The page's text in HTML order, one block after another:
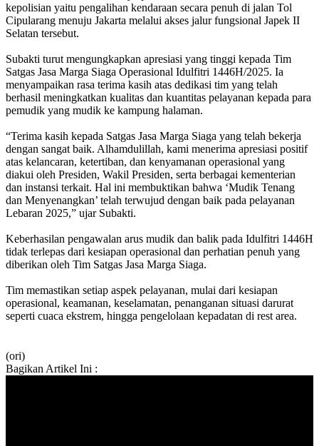
kepolisian yaitu pengalihan kendaraan secara penuh di jalan Tol
Cipularang menuju Jakarta melalui akses jalur fungsional Japek II
Selatan tersebut.
Subakti turut mengungkapkan apresiasi yang tinggi kepada Tim
Satgas Jasa Marga Siaga Operasional Idulfitri 1446H/2025. Ia
menyampaikan rasa terima kasih atas dedikasi tim yang telah
berhasil meningkatkan kualitas dan kuantitas pelayanan kepada para
pemudik yang mudik ke kampung halaman.
“Terima kasih kepada Satgas Jasa Marga Siaga yang telah bekerja
dengan sangat baik. Alhamdulillah, kami menerima apresiasi positif
atas kelancaran, ketertiban, dan kenyamanan operasional yang
diakui oleh Presiden, Wakil Presiden, serta berbagai kementerian
dan instansi terkait. Hal ini membuktikan bahwa ‘Mudik Tenang
dan Menyenangkan’ telah terwujud dengan baik pada pelayanan
Lebaran 2025,” ujar Subakti.
Keberhasilan pengawalan arus mudik dan balik pada Idulfitri 1446H
tidak terlepas dari kesiapan operasional dan perhatian penuh yang
diberikan oleh Tim Satgas Jasa Marga Siaga.
Tim memastikan setiap aspek pelayanan, mulai dari kesiapan
operasional, keamanan, keselamatan, penanganan situasi darurat
seperti cuaca ekstrem, hingga pengelolaan kepadatan di rest area.
(ori)
Bagikan Artikel Ini :